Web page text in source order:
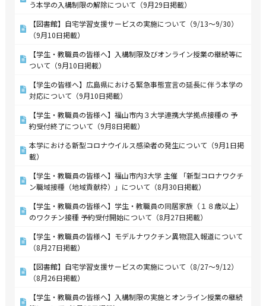
う本学の入構制限の解除について（9月29日掲載）
【図書館】自宅学習支援サービスの実施について（9/13～9/30）
（9月10日掲載）
【学生・教職員の皆様へ】入構制限及びオンライン授業の継続等に
ついて（9月10日掲載）
【学生の皆様へ】広島県における緊急事態宣言の延長に伴う本学の
対応について（9月10日掲載）
【学生・教職員の皆様へ】福山市内３大学連携大学拠点接種の 予
約受付終了について（9月8日掲載）
本学における新型コロナウイルス感染者の発生について（9月1日掲
載）
【学生・教職員の皆様へ】福山市内3大学 主催 「新型コロナワクチ
ン職域接種（地域貢献枠）」について（8月30日掲載）
【学生・教職員の皆様へ】学生・教職員の同居家族（１８歳以上）
のワクチン接種 予約受付開始について（8月27日掲載）
【学生・教職員の皆様へ】モデルナワクチン異物混入報道について
（8月27日掲載）
【図書館】自宅学習支援サービスの実施について（8/27～9/12）
（8月26日掲載）
【学生・教職員の皆様へ】入構制限の実施とオンライン授業の継続